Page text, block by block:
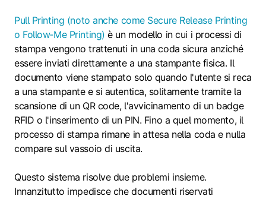
Pull Printing (noto anche come Secure Release Printing
o Follow‑Me Printing) è un modello in cui i processi di
stampa vengono trattenuti in una coda sicura anziché
essere inviati direttamente a una stampante fisica. Il
documento viene stampato solo quando l'utente si reca
a una stampante e si autentica, solitamente tramite la
scansione di un QR code, l'avvicinamento di un badge
RFID o l'inserimento di un PIN. Fino a quel momento, il
processo di stampa rimane in attesa nella coda e nulla
compare sul vassoio di uscita.
Questo sistema risolve due problemi insieme.
Innanzitutto impedisce che documenti riservati